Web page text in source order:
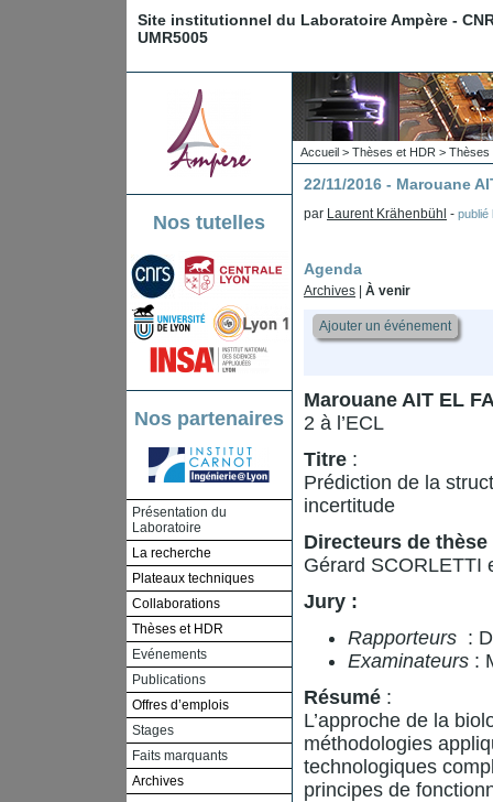
Site institutionnel du Laboratoire Ampère -
UMR5005
Nos tutelles
Nos partenaires
Présentation du
Laboratoire
La recherche
Plateaux techniques
Collaborations
Thèses et HDR
Evénements
Publications
Offres d’emplois
Stages
Faits marquants
Archives
Accueil > Thèses et HDR > Thèses
22/11/2016 - Marouane
par Laurent Krähenbühl - publié
Agenda
Archives À venir
Ajouter un événement
Marouane AIT EL
2 à l’ECL
Titre :
Prédiction de la
incertitude
Directeurs de thèse
Gérard SCORLETTI
Jury :
Rapporteurs :
Examinateurs :
Résumé :
L’approche de la
méthodologies
technologiques
principes de